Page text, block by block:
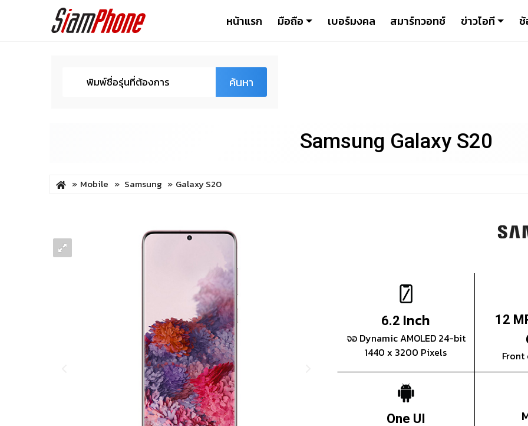
หน้าแรก มือถือ เบอร์มงคล สมาร์ทวอทช์ ข่าวไอที
ค้นหา
Samsung Galaxy S20
Mobile Samsung Galaxy S20
6.2 Inch
จอ Dynamic AMOLED 24-bit
1440 x 3200 Pixels
12
Front
One UI